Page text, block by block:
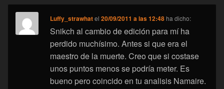
Luffy_strawhatel20/09/2011 a las 12:48 ha dicho:
Snikch al cambio de edición para mí ha
perdido muchísimo. Antes si que era el
maestro de la muerte. Creo que si costase
unos puntos menos se podría meter. Es
bueno pero coincido en tu analisis Namaire.